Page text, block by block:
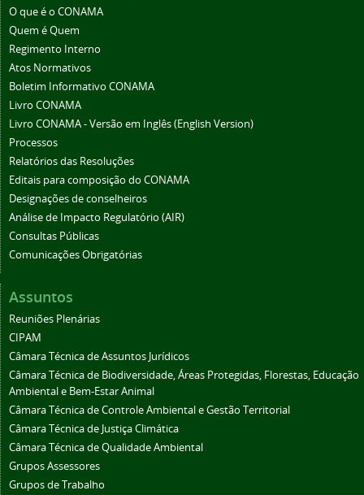
O que é o CONAMA
Quem é Quem
Regimento Interno
Atos Normativos
Boletim Informativo CONAMA
Livro CONAMA
Livro CONAMA - Versão em Inglês (English Version)
Processos
Relatórios das Resoluções
Editais para composição do CONAMA
Designações de conselheiros
Análise de Impacto Regulatório (AIR)
Consultas Públicas
Comunicações Obrigatórias
Assuntos
Reuniões Plenárias
CIPAM
Câmara Técnica de Assuntos Jurídicos
Câmara Técnica de Biodiversidade, Áreas Protegidas, Florestas, Educação
Ambiental e Bem-Estar Animal
Câmara Técnica de Controle Ambiental e Gestão Territorial
Câmara Técnica de Justiça Climática
Câmara Técnica de Qualidade Ambiental
Grupos Assessores
Grupos de Trabalho